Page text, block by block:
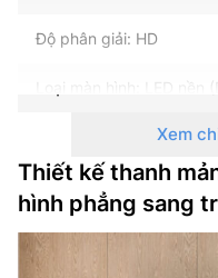
Độ phân giải: HD
Loại màn hình: LED nền
Điều khiển bằng giọng
ViệtTìm kiếm giọng nói
Chiếu hình từ điện thoại
Kết nối ứng dụng các
Xem
Thiết kế thanh
hình phẳng sang